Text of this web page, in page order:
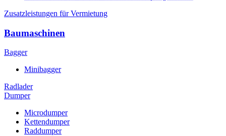
Zusatzleistungen für Vermietung
Baumaschinen
Bagger
Minibagger
Radlader
Dumper
Microdumper
Kettendumper
Raddumper